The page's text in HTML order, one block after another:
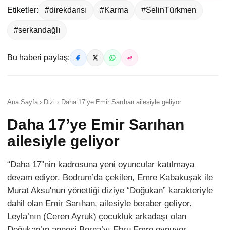
Etiketler: #direkdansı #Karma #SelinTürkmen
#serkandağlı
Bu haberi paylaş:
Ana Sayfa › Dizi › Daha 17’ye Emir Sarıhan ailesiyle geliyor
Daha 17’ye Emir Sarıhan
ailesiyle geliyor
“Daha 17”nin kadrosuna yeni oyuncular katılmaya
devam ediyor. Bodrum’da çekilen, Emre Kabakuşak ile
Murat Aksu'nun yönettiği diziye “Doğukan” karakteriyle
dahil olan Emir Sarıhan, ailesiyle beraber geliyor.
Leyla’nın (Ceren Ayruk) çocukluk arkadaşı olan